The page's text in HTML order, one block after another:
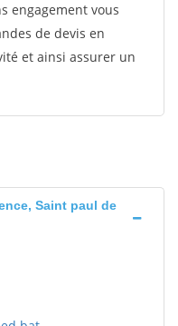
engagement vous
de devis en
et ainsi assurer un
Saint paul de